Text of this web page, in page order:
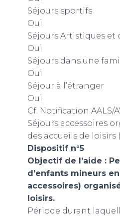
Séjours sportifs
Oui
Séjours Artistiques et
Oui
Séjours dans une
Oui
Séjour à l’étranger
Oui
Cf. Notification AALS/
Séjours accessoires
des accueils de loisirs
Dispositif n°5
Objectif de l’aide :
d’enfants mineurs
accessoires)
loisirs.
Période durant